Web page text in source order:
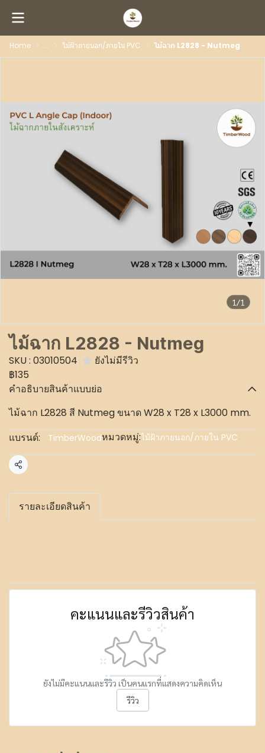
Home ... ไม้ฝ้าภายนอก/ภายใน PVC ไม้ฉาก L2828 - Nutmeg
1/1
ไม้ฉาก L2828 - Nutmeg
SKU : 03010504
ยังไม่มีรีวิว
฿135
คำอธิบายสินค้าแบบย่อ
ไม้ฉาก L2828 สี Nutmeg ขนาด W28 x T28 x L3000 mm.
แบรนด์:
TimberWoodหมวดหมู่:ไม้ฝ้าภายนอก/ภายใน PVC
แชร์
รายละเอียดสินค้า
คะแนนและรีวิวสินค้า
ยังไม่มีคะแนนและรีวิว เป็นคนแรกที่แสดงความคิดเห็น
รีวิว